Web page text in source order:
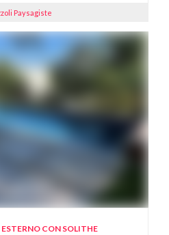
Paysagiste
CON SOLITHE